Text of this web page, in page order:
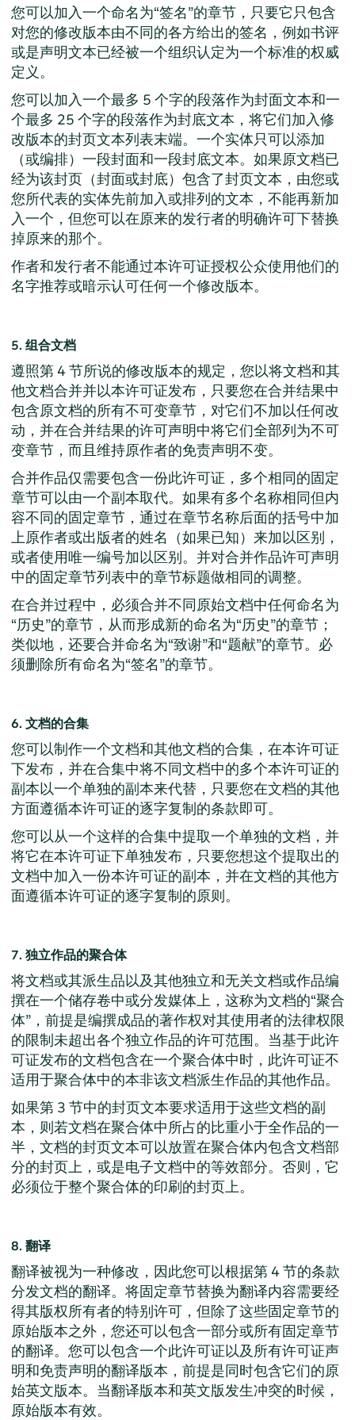
您可以加入一个命名为“签名”的章节，只要它只包含
对您的修改版本由不同的各方给出的签名，例如书评
或是声明文本已经被一个组织认定为一个标准的权威
定义。
您可以加入一个最多 5 个字的段落作为封面文本和一
个最多 25 个字的段落作为封底文本，将它们加入修
改版本的封页文本列表末端。一个实体只可以添加
（或编排）一段封面和一段封底文本。如果原文档已
经为该封页（封面或封底）包含了封页文本，由您或
您所代表的实体先前加入或排列的文本，不能再新加
入一个，但您可以在原来的发行者的明确许可下替换
掉原来的那个。
作者和发行者不能通过本许可证授权公众使用他们的
名字推荐或暗示认可任何一个修改版本。
5. 组合文档
遵照第 4 节所说的修改版本的规定，您以将文档和其
他文档合并并以本许可证发布，只要您在合并结果中
包含原文档的所有不可变章节，对它们不加以任何改
动，并在合并结果的许可声明中将它们全部列为不可
变章节，而且维持原作者的免责声明不变。
合并作品仅需要包含一份此许可证，多个相同的固定
章节可以由一个副本取代。如果有多个名称相同但内
容不同的固定章节，通过在章节名称后面的括号中加
上原作者或出版者的姓名（如果已知）来加以区别，
或者使用唯一编号加以区别。并对合并作品许可声明
中的固定章节列表中的章节标题做相同的调整。
在合并过程中，必须合并不同原始文档中任何命名为
“历史”的章节，从而形成新的命名为“历史”的章节；
类似地，还要合并命名为“致谢”和“题献”的章节。必
须删除所有命名为“签名”的章节。
6. 文档的合集
您可以制作一个文档和其他文档的合集，在本许可证
下发布，并在合集中将不同文档中的多个本许可证的
副本以一个单独的副本来代替，只要您在文档的其他
方面遵循本许可证的逐字复制的条款即可。
您可以从一个这样的合集中提取一个单独的文档，并
将它在本许可证下单独发布，只要您想这个提取出的
文档中加入一份本许可证的副本，并在文档的其他方
面遵循本许可证的逐字复制的原则。
7. 独立作品的聚合体
将文档或其派生品以及其他独立和无关文档或作品编
撰在一个储存卷中或分发媒体上，这称为文档的“聚合
体”，前提是编撰成品的著作权对其使用者的法律权限
的限制未超出各个独立作品的许可范围。当基于此许
可证发布的文档包含在一个聚合体中时，此许可证不
适用于聚合体中的本非该文档派生作品的其他作品。
如果第 3 节中的封页文本要求适用于这些文档的副
本，则若文档在聚合体中所占的比重小于全作品的一
半，文档的封页文本可以放置在聚合体内包含文档部
分的封页上，或是电子文档中的等效部分。否则，它
必须位于整个聚合体的印刷的封页上。
8. 翻译
翻译被视为一种修改，因此您可以根据第 4 节的条款
分发文档的翻译。将固定章节替换为翻译内容需要经
得其版权所有者的特别许可，但除了这些固定章节的
原始版本之外，您还可以包含一部分或所有固定章节
的翻译。您可以包含一个此许可证以及所有许可证声
明和免责声明的翻译版本，前提是同时包含它们的原
始英文版本。当翻译版本和英文版发生冲突的时候，
原始版本有效。